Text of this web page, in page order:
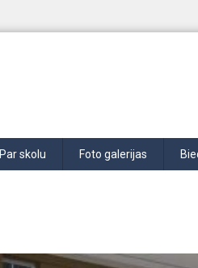
Par skolu Foto galerijas